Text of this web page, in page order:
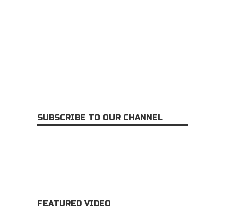
SUBSCRIBE TO OUR CHANNEL
FEATURED VIDEO